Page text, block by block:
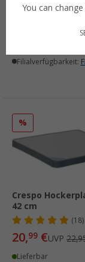
(13)
Filialverfügbarkeit:
%
Crespo
42 cm
(18)
20,99 €UVP
Lieferbar
You can